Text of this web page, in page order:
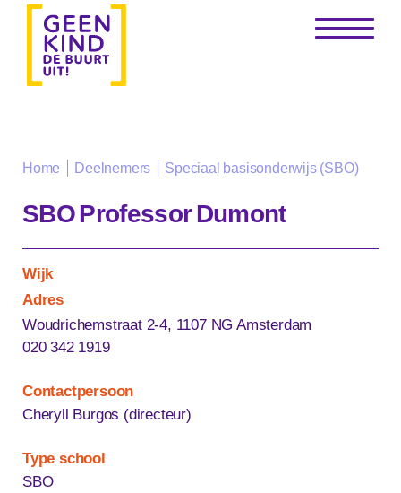
Home Deelnemers Speciaal basisonderwijs (SBO)
SBO Professor Dumont
Wijk
Adres
Woudrichemstraat 2-4, 1107 NG Amsterdam
020 342 1919
Contactpersoon
Cheryll Burgos (directeur)
Type school
SBO